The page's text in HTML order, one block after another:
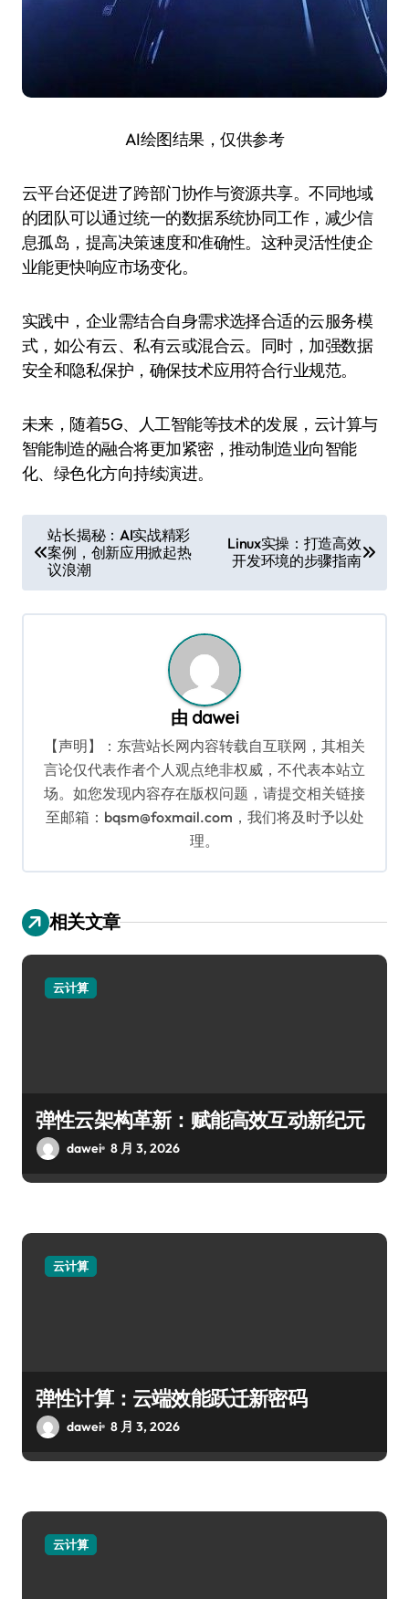
AI绘图结果，仅供参考
云平台还促进了跨部门协作与资源共享。不同地域
的团队可以通过统一的数据系统协同工作，减少信
息孤岛，提高决策速度和准确性。这种灵活性使企
业能更快响应市场变化。
实践中，企业需结合自身需求选择合适的云服务模
式，如公有云、私有云或混合云。同时，加强数据
安全和隐私保护，确保技术应用符合行业规范。
未来，随着5G、人工智能等技术的发展，云计算与
智能制造的融合将更加紧密，推动制造业向智能
化、绿色化方向持续演进。
章
导
航
站长揭秘：AI实战精彩
案例，创新应用掀起热
议浪潮
Linux实操：打造高效
开发环境的步骤指南
由 dawei
【声明】：东营站长网内容转载自互联网，其相关
言论仅代表作者个人观点绝非权威，不代表本站立
场。如您发现内容存在版权问题，请提交相关链接
至邮箱：bqsm@foxmail.com，我们将及时予以处
理。
相关文章
云计算
弹性云架构革新：赋能高效互动新纪元
dawei 8 月 3, 2026
云计算
弹性计算：云端效能跃迁新密码
dawei 8 月 3, 2026
云计算